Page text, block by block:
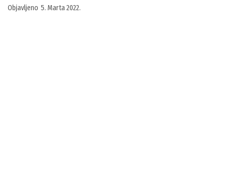
Objavljeno 5. Marta 2022.